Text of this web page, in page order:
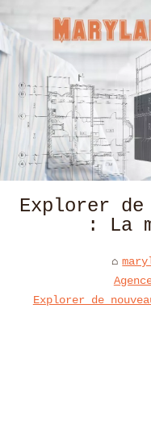
Explorer de
: La
Explorer de